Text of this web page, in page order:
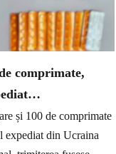
comprimate,
și 100 de comprimate
expediat din Ucraina